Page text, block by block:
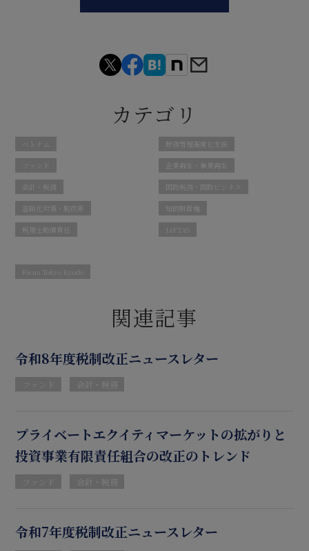
カテゴリ
ベトナム 財務管理高度化支援
ファンド 企業再生・事業再生
会計・税務 国際税務・国際ビジネス
温暖化対策・脱炭素 知的財産権
税理士賠償責任 JAFTAS
Focus Tokyo Kyodo
関連記事
令和8年度税制改正ニュースレター
ファンド 会計・税務
プライベートエクイティマーケットの拡がりと
投資事業有限責任組合の改正のトレンド
ファンド 会計・税務
令和7年度税制改正ニュースレター